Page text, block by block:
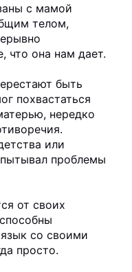
с мамой
телом,
что она нам дает.
быть
похвастаться
нередко
или
проблемы
от своих
со своими
просто.